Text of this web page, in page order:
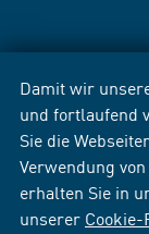
Damit wir
und fortlaufend
Sie die
Verwendung
erhalten Sie in
unserer